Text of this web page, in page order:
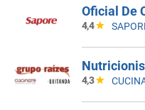
Oficial De
4,4
4,3